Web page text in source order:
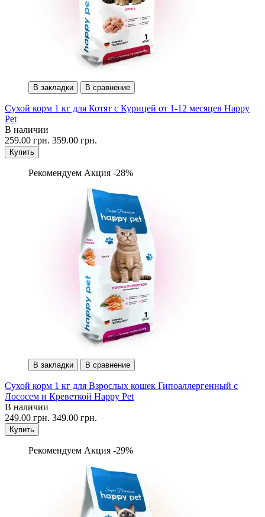
В закладки В сравнение
Сухой корм 1 кг для Котят с Курицей от 1-12 месяцев Happy
Pet
В наличии
259.00 грн. 359.00 грн.
Купить
Рекомендуем Акция -28%
В закладки В сравнение
Сухой корм 1 кг для Взрослых кошек Гипоаллергенный с
Лососем и Креветкой Happy Pet
В наличии
249.00 грн. 349.00 грн.
Купить
Рекомендуем Акция -29%